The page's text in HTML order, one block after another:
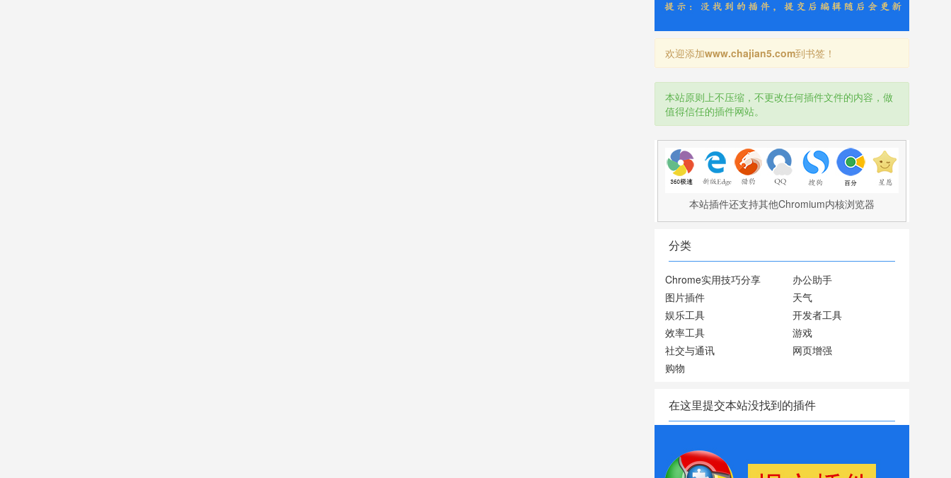
欢迎添加www.chajian5.com到书签！
本站原则上不压缩，不更改任何插件文件的内容，做
值得信任的插件网站。
本站插件还支持其他Chromium内核浏览器
分类
Chrome实用技巧分享
办公助手
图片插件
天气
娱乐工具
开发者工具
效率工具
游戏
社交与通讯
网页增强
购物
在这里提交本站没找到的插件